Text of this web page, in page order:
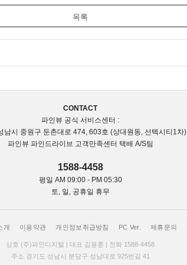
목록
CONTACT
파인뷰 공식 서비스센터 :
남시 중원구 둔촌대로 474, 603호 (상대원동, 선텍시티1차)
파인뷰 파인드라이브 고객만족센터 택배 A/S팀
1588-4458
평일 AM 09:00 - PM 05:30
토, 일, 공휴일 휴무
개 이용약관 개인정보취급방침 PC Ver. 제휴문의
상호 (주)파인디지털 | 대표 김용훈 | 전화 1588-4458
주소 경기도 성남시 분당구 성남대로 925번길 41